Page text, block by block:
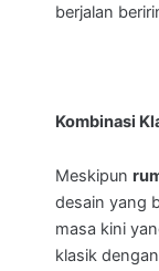
berjalan
Kombinasi
Meskipun
desain yang
masa kini
klasik